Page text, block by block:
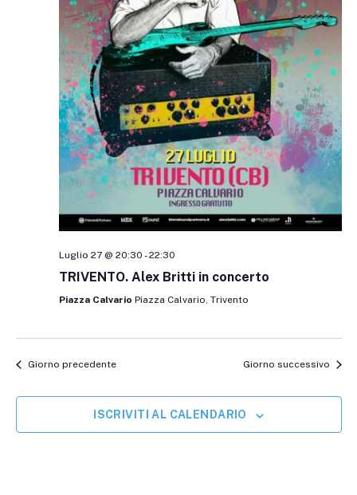
Luglio 27 @ 20:30 -22:30
TRIVENTO. Alex Britti in concerto
Piazza Calvario Piazza Calvario, Trivento
Giorno precedente Giorno successivo
ISCRIVITI AL CALENDARIO